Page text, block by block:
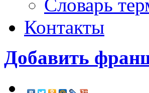
Словарь
Контакты
Добавить